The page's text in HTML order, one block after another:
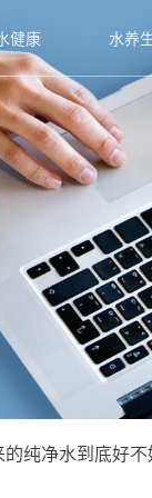
健康 水养
纯净水到底好不